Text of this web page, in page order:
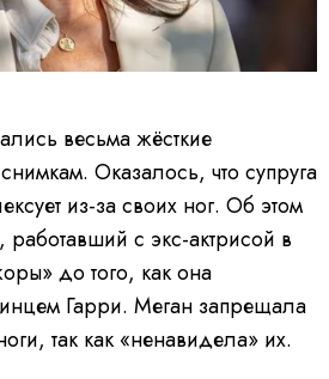
весьма жёсткие
Оказалось, что супруга
из-за своих ног. Об этом
работавший с экс-актрисой в
до того, как она
Гарри. Меган запрещала
так как «ненавидела» их.